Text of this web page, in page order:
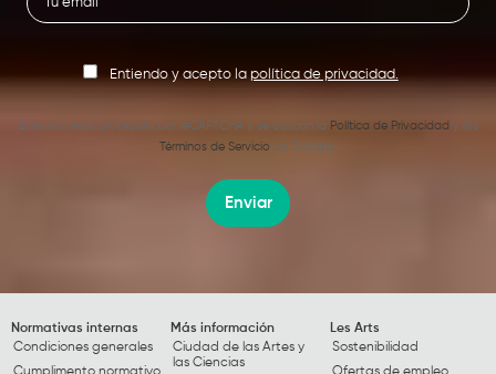
Entiendo y acepto la política de privacidad.
Este sitio está protegido por reCAPTCHA y se aplican la Política de Privacidad y los
Términos de Servicio de Google.
Enviar
Normativas internas
Condiciones generales
Más información
Ciudad de las Artes y
las Ciencias
Les Arts
Sostenibilidad